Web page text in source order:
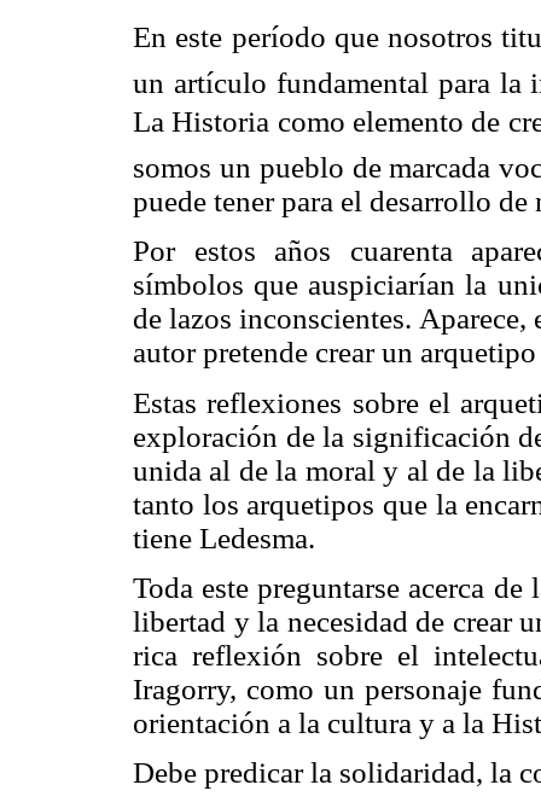
En este período que nosotros
un artículo fundamental para la
La Historia como elemento de
somos un pueblo de marcada
puede tener para el desarrollo de
Por estos años cuarenta
símbolos que auspiciarían la
de lazos inconscientes. Aparece,
autor pretende crear un
Estas reflexiones sobre el
exploración de la significación
unida al de la moral y al de la
tanto los arquetipos que la
tiene Ledesma.
Toda este preguntarse acerca
libertad y la necesidad de crear
rica reflexión sobre el
Iragorry, como un personaje
orientación a la cultura y a la
Debe predicar la solidaridad, la